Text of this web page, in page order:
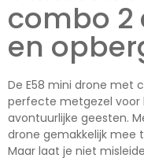
combo 2
en
De E58 mini drone met
perfecte metgezel
avontuurlijke geesten.
drone gemakkelijk mee
Maar laat je niet